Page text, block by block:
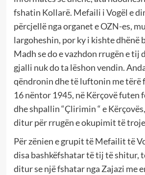
fshatin Kollarë. Mefaili i Vogël e
përcjellë nga organet e OZN-es,
largoheshin, por ky i kishte dhënë
Madh se do e vazhdon rrugën e tij
gjalli nuk do ta lëshon vendin.
qëndronin dhe të luftonin me tërë
16 nëntor 1945, në Kërçovë futen
dhe shpallin “Çlirimin “ e
ditur për rrugën e okupimit të
Për zënien e grupit të Mefailit të
disa bashkëfshatar të tij të shitur,
ditur se një fshatar nga Zajazi me